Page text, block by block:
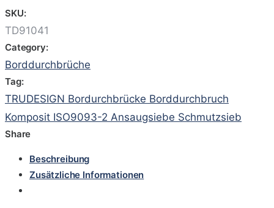
SKU:
TD91041
Category:
Borddurchbrüche
Tag:
TRUDESIGN Bordurchbrücke Borddurchbruch
Komposit ISO9093-2 Ansaugsiebe Schmutzsieb
Share
Beschreibung
Zusätzliche Informationen